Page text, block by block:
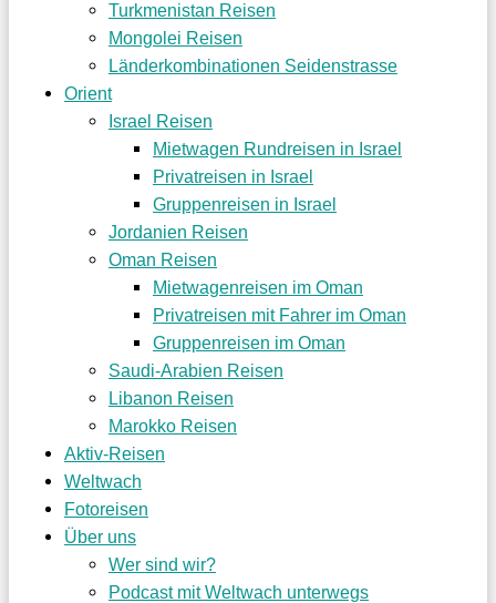
Turkmenistan Reisen
Mongolei Reisen
Länderkombinationen Seidenstrasse
Orient
Israel Reisen
Mietwagen Rundreisen in Israel
Privatreisen in Israel
Gruppenreisen in Israel
Jordanien Reisen
Oman Reisen
Mietwagenreisen im Oman
Privatreisen mit Fahrer im Oman
Gruppenreisen im Oman
Saudi-Arabien Reisen
Libanon Reisen
Marokko Reisen
Aktiv-Reisen
Weltwach
Fotoreisen
Über uns
Wer sind wir?
Podcast mit Weltwach unterwegs